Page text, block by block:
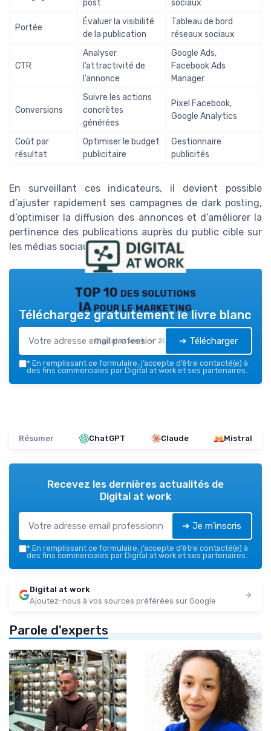
post sociaux
Portée
Évaluer la visibilité
de la publication
Tableau de bord
réseaux sociaux
CTR
Analyser
l’attractivité de
l’annonce
Google Ads,
Facebook Ads
Manager
Conversions
Suivre les actions
concrètes
générées
Pixel Facebook,
Google Analytics
Coût par
résultat
Optimiser le budget
publicitaire
Gestionnaire
publicités
En surveillant ces indicateurs, il devient possible
d’ajuster rapidement ses campagnes de dark posting,
d’optimiser la diffusion des annonces et d’améliorer la
pertinence des publications auprès du public cible sur
les médias sociaux.
TOP 10 des solutions
IA pour le marketing
Digital at work — 2026
Téléchargez gratuitement le livre blanc
➔ Télécharger
* En remplissant ce formulaire, j’accepte d’être contacté(e) à
des fins commerciales par Digital at work et ses partenaires.
Résumer ChatGPT Claude Mistral
Recevez les dernières actualités de
Digital at work
➔ Je m'inscris
* En remplissant ce formulaire, j’accepte d’être contacté(e) à
des fins commerciales par Digital at work et ses partenaires.
Digital at work
Ajoutez-nous à vos sources préférées sur Google
Parole d'experts